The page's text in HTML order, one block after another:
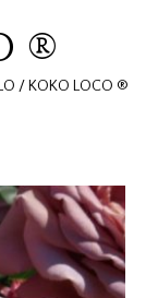
®
/ KOKO LOCO ®